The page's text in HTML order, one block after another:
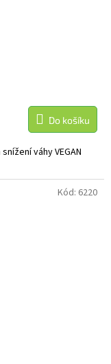
Do košíku
váhy VEGAN
Kód: 6220